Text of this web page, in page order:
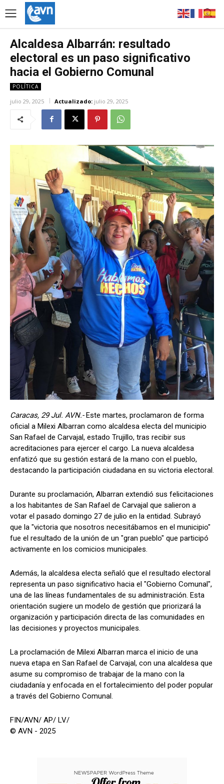
Alcaldesa Albarrán: resultado
electoral es un paso significativo
hacia el Gobierno Comunal
POLÍTICA
julio 29, 2025 Actualizado: julio 29, 2025
Caracas, 29 Jul. AVN.-Este martes, proclamaron de forma
oficial a Milexi Albarran como alcaldesa electa del municipio
San Rafael de Carvajal, estado Trujillo, tras recibir sus
acreditaciones para ejercer el cargo. La nueva alcaldesa
enfatizó que su gestión estará de la mano con el pueblo,
destacando la participación ciudadana en su victoria electoral.
Durante su proclamación, Albarran extendió sus felicitaciones
a los habitantes de San Rafael de Carvajal que salieron a
votar el pasado domingo 27 de julio en la entidad. Subrayó
que la "victoria que nosotros necesitábamos en el municipio"
fue el resultado de la unión de un "gran pueblo" que participó
activamente en los comicios municipales.
Además, la alcaldesa electa señaló que el resultado electoral
representa un paso significativo hacia el "Gobierno Comunal",
una de las líneas fundamentales de su administración. Esta
orientación sugiere un modelo de gestión que priorizará la
organización y participación directa de las comunidades en
las decisiones y proyectos municipales.
La proclamación de Milexi Albarran marca el inicio de una
nueva etapa en San Rafael de Carvajal, con una alcaldesa que
asume su compromiso de trabajar de la mano con la
ciudadanía y enfocada en el fortalecimiento del poder popular
a través del Gobierno Comunal.
FIN/AVN/ AP/ LV/
© AVN - 2025